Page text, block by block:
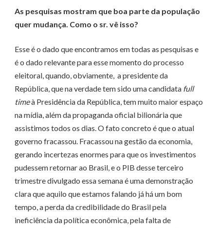
As pesquisas mostram que boa parte da população
quer mudança. Como o sr. vê isso?
Esse é o dado que encontramos em todas as pesquisas e
é o dado relevante para esse momento do processo
eleitoral, quando, obviamente, a presidente da
República, que na verdade tem sido uma candidata full
timeà Presidência da República, tem muito maior espaço
na mídia, além da propaganda oficial bilionária que
assistimos todos os dias. O fato concreto é que o atual
governo fracassou. Fracassou na gestão da economia,
gerando incertezas enormes para que os investimentos
pudessem retornar ao Brasil, e o PIB desse terceiro
trimestre divulgado essa semana é uma demonstração
clara que aquilo que estamos falando já há um bom
tempo, a perda da credibilidade do Brasil pela
ineficiência da política econômica, pela falta de